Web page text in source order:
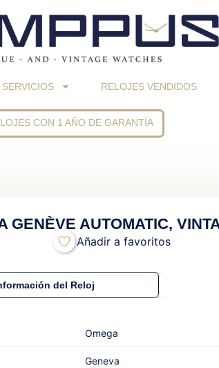
SERVICIOS RELOJES VENDIDOS
CON 1 AÑO DE GARANTÍA
GENÈVE AUTOMATIC,
Añadir a favoritos
del Reloj
Omega
Geneva‎ ‎